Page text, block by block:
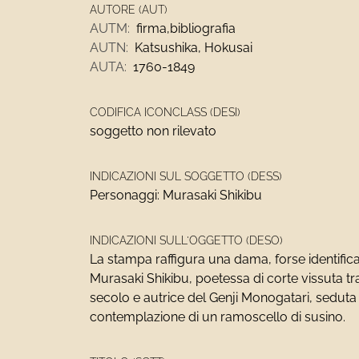
AUTORE (AUT)
AUTM: firma,bibliografia
AUTN: Katsushika, Hokusai
AUTA: 1760-1849
CODIFICA ICONCLASS (DESI)
soggetto non rilevato
INDICAZIONI SUL SOGGETTO (DESS)
Personaggi: Murasaki Shikibu
INDICAZIONI SULL'OGGETTO (DESO)
La stampa raffigura una dama, forse
Murasaki Shikibu, poetessa di corte vissuta
secolo e autrice del Genji Monogatari, seduta
contemplazione di un ramoscello di susino.